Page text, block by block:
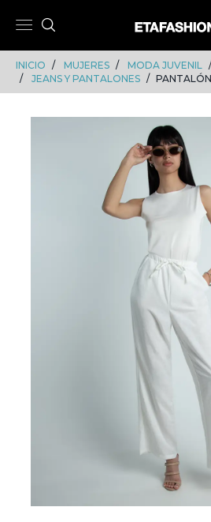
INICIO MUJERES MODA JUVENIL
JEANS Y PANTALONES